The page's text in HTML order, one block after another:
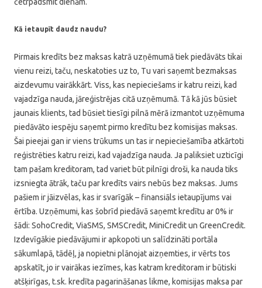
Kā ietaupīt daudz naudu?
Pirmais kredīts bez maksas katrā uzņēmumā tiek piedāvāts tikai
vienu reizi, taču, neskatoties uz to, Tu vari saņemt bezmaksas
aizdevumu vairākkārt. Viss, kas nepieciešams ir katru reizi, kad
vajadzīga nauda, jāreģistrējas citā uzņēmumā. Tā kā jūs būsiet
jaunais klients, tad būsiet tiesīgi pilnā mērā izmantot uzņēmuma
piedāvāto iespēju saņemt pirmo kredītu bez komisijas maksas.
Šai pieejai gan ir viens trūkums un tas ir nepieciešamība atkārtoti
reģistrēties katru reizi, kad vajadzīga nauda. Ja paliksiet uzticīgi
tam pašam kreditoram, tad variet būt pilnīgi droši, ka nauda tiks
izsniegta ātrāk, taču par kredīts vairs nebūs bez maksas. Jums
pašiem ir jāizvēlas, kas ir svarīgāk – finansiāls ietaupījums vai
ērtība. Uzņēmumi, kas šobrīd piedāvā saņemt kredītu ar 0% ir
šādi: SohoCredit, ViaSMS, SMSCredit, MiniCredit un GreenCredit.
Izdevīgākie piedāvājumi ir apkopoti un salīdzināti portāla
sākumlapā, tādēļ, ja nopietni plānojat aizņemties, ir vērts tos
apskatīt, jo ir vairākas iezīmes, kas katram kreditoram ir būtiski
atšķirīgas, t.sk. kredīta pagarināšanas likme, komisijas maksa par